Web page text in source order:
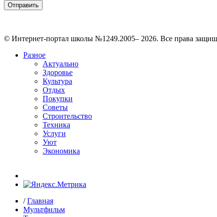
© Интернет-портал школы №1249.2005– 2026. Все права
Разное
Актуально
Здоровье
Культура
Отдых
Покупки
Советы
Строительство
Техника
Услуги
Уют
Экономика
/Главная
Мультфильм